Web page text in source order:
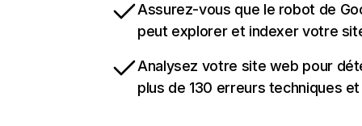
Assurez-vous que le robot de
peut explorer et indexer votre
Analysez votre site web pour
plus de 130 erreurs techniques et